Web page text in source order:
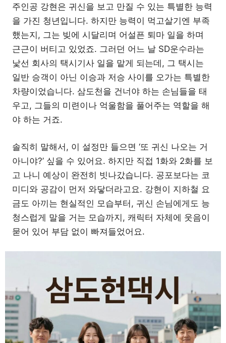
주인공 강현은 귀신을 보고 만질 수 있는 특별한 능력
을 가진 청년입니다. 하지만 능력이 먹고살기엔 부족
했는지, 그는 빚에 시달리며 어설픈 퇴마 일을 하며
근근이 버티고 있었죠. 그러던 어느 날 SD운수라는
낯선 회사의 택시기사 일을 맡게 되는데, 그 택시는
일반 승객이 아닌 이승과 저승 사이를 오가는 특별한
차량이었습니다. 삼도천을 건너야 하는 손님들을 태
우고, 그들의 미련이나 억울함을 풀어주는 역할을 해
야 하는 거죠.
솔직히 말해서, 이 설정만 들으면 ‘또 귀신 나오는 거
아니야?’ 싶을 수 있어요. 하지만 직접 1화와 2화를 보
고 나니 예상이 완전히 빗나갔습니다. 공포보다는 코
미디와 공감이 먼저 와닿더라고요. 강현이 지하철 요
금도 아끼는 현실적인 모습부터, 귀신 손님에게도 능
청스럽게 말을 거는 모습까지, 캐릭터 자체에 웃음이
묻어 있어 부담 없이 빠져들었어요.